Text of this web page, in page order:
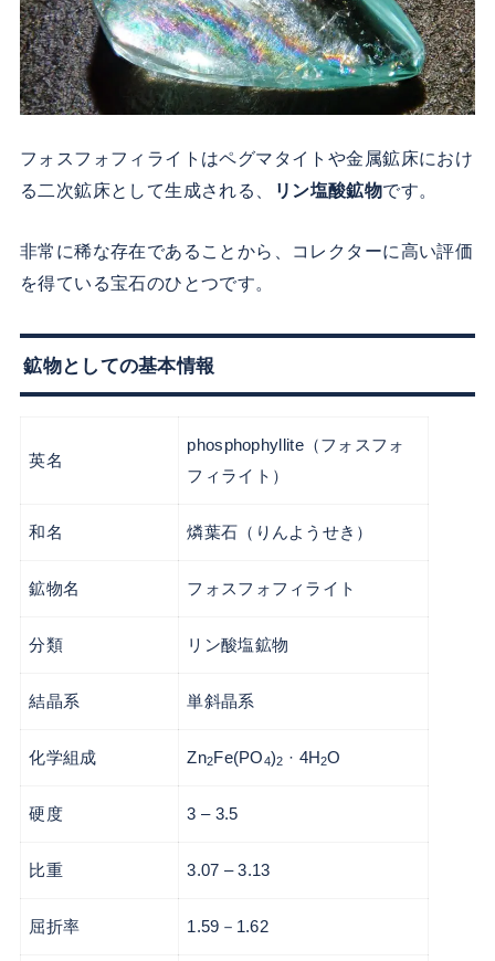
フォスフォフィライトはペグマタイトや金属鉱床におけ
る二次鉱床として生成される、
リン塩酸鉱物です。
非常に稀な存在であることから、コレクターに高い評価
を得ている宝石のひとつです。
鉱物としての基本情報
英名
phosphophyllite（フォスフォ
フィライト）
和名 燐葉石（りんようせき）
鉱物名 フォスフォフィライト
分類 リン酸塩鉱物
結晶系 単斜晶系
化学組成 Zn2Fe(PO4)2 · 4H2O
硬度 3 – 3.5
比重 3.07 – 3.13
屈折率 1.59－1.62